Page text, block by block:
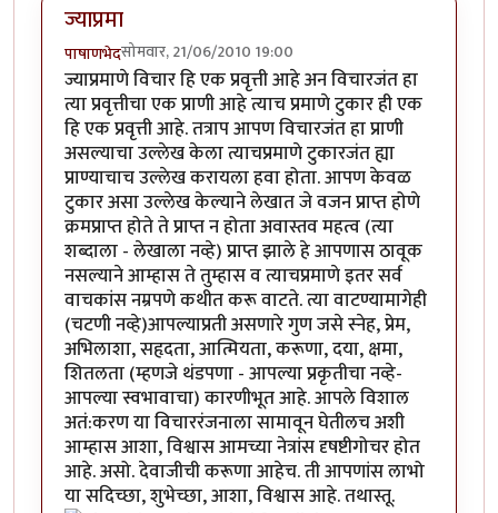
ज्याप्रमा
पाषाणभेदसोमवार, 21/06/2010 19:00
ज्याप्रमाणे विचार हि एक प्रवृत्ती आहे अन विचारजंत हा
त्या प्रवृत्तीचा एक प्राणी आहे त्याच प्रमाणे टुकार ही एक
हि एक प्रवृत्ती आहे. तत्राप आपण विचारजंत हा प्राणी
असल्याचा उल्लेख केला त्याचप्रमाणे टुकारजंत ह्या
प्राण्याचाच उल्लेख करायला हवा होता. आपण केवळ
टुकार असा उल्लेख केल्याने लेखात जे वजन प्राप्त होणे
क्रमप्राप्त होते ते प्राप्त न होता अवास्तव महत्व (त्या
शब्दाला - लेखाला नव्हे) प्राप्त झाले हे आपणास ठावूक
नसल्याने आम्हास ते तुम्हास व त्याचप्रमाणे इतर सर्व
वाचकांस नम्रपणे कथीत करू वाटते. त्या वाटण्यामागेही
(चटणी नव्हे)आपल्याप्रती असणारे गुण जसे स्नेह, प्रेम,
अभिलाशा, सहृदता, आत्मियता, करूणा, दया, क्षमा,
शितलता (म्हणजे थंडपणा - आपल्या प्रकृतीचा नव्हे-
आपल्या स्वभावाचा) कारणीभूत आहे. आपले विशाल
अतं:करण या विचाररंजनाला सामावून घेतीलच अशी
आम्हास आशा, विश्वास आमच्या नेत्रांस दृषष्टीगोचर होत
आहे. असो. देवाजीची करूणा आहेच. ती आपणांस लाभो
या सदिच्छा, शुभेच्छा, आशा, विश्वास आहे. तथास्तू.